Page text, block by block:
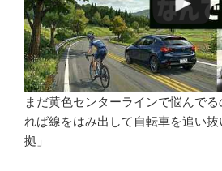
まだ黄色センターラインで悩んで
れば線をはみ出して自転車を追い
拠」